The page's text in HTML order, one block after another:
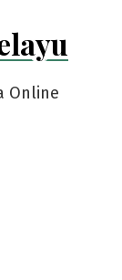
Online